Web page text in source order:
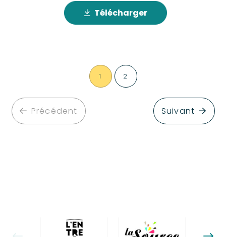
Télécharger
Précédent
1 2
Suivant